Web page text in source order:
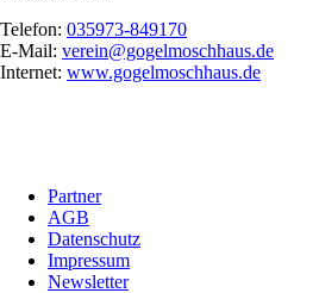
Telefon: 035973-849170
E-Mail: verein@gogelmoschhaus.de
Internet: www.gogelmoschhaus.de
überspringen
Partner
AGB
Datenschutz
Impressum
Newsletter